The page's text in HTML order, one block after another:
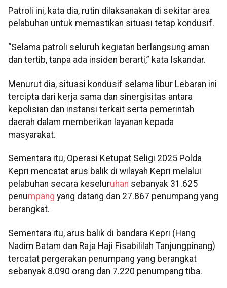
Patroli ini, kata dia, rutin dilaksanakan di sekitar area
pelabuhan untuk memastikan situasi tetap kondusif.
“Selama patroli seluruh kegiatan berlangsung aman
dan tertib, tanpa ada insiden berarti,” kata Iskandar.
Menurut dia, situasi kondusif selama libur Lebaran ini
tercipta dari kerja sama dan sinergisitas antara
kepolisian dan instansi terkait serta pemerintah
daerah dalam memberikan layanan kepada
masyarakat.
Sementara itu, Operasi Ketupat Seligi 2025 Polda
Kepri mencatat arus balik di wilayah Kepri melalui
pelabuhan secara keseluruhan sebanyak 31.625
penumpang yang datang dan 27.867 penumpang yang
berangkat.
Sementara itu, arus balik di bandara Kepri (Hang
Nadim Batam dan Raja Haji Fisabililah Tanjungpinang)
tercatat pergerakan penumpang yang berangkat
sebanyak 8.090 orang dan 7.220 penumpang tiba.